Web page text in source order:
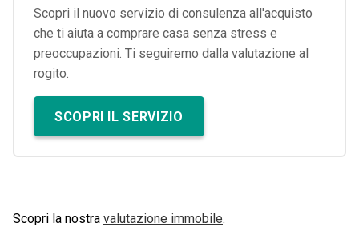
Scopri il nuovo servizio di consulenza all'acquisto
che ti aiuta a comprare casa senza stress e
preoccupazioni. Ti seguiremo dalla valutazione al
rogito.
SCOPRI IL SERVIZIO
Scopri la nostra valutazione immobile.